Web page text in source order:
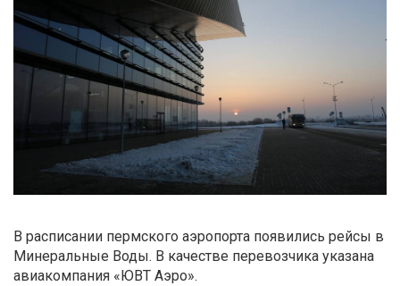
В расписании пермского аэропорта появились рейсы в
Минеральные Воды. В качестве перевозчика указана
авиакомпания «ЮВТ Аэро».